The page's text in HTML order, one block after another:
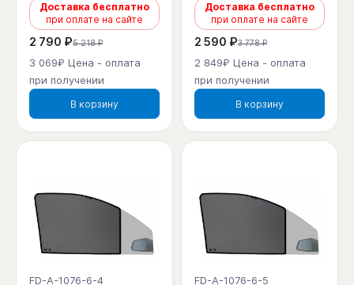
Доставка бесплатно
при оплате на сайте
2 790 ₽5 218 ₽
3 069₽ Цена - оплата
при получении
В корзину
Доставка бесплатно
при оплате на сайте
2 590 ₽3 778 ₽
2 849₽ Цена - оплата
при получении
В корзину
FD-A-1076-6-4 FD-A-1076-6-5